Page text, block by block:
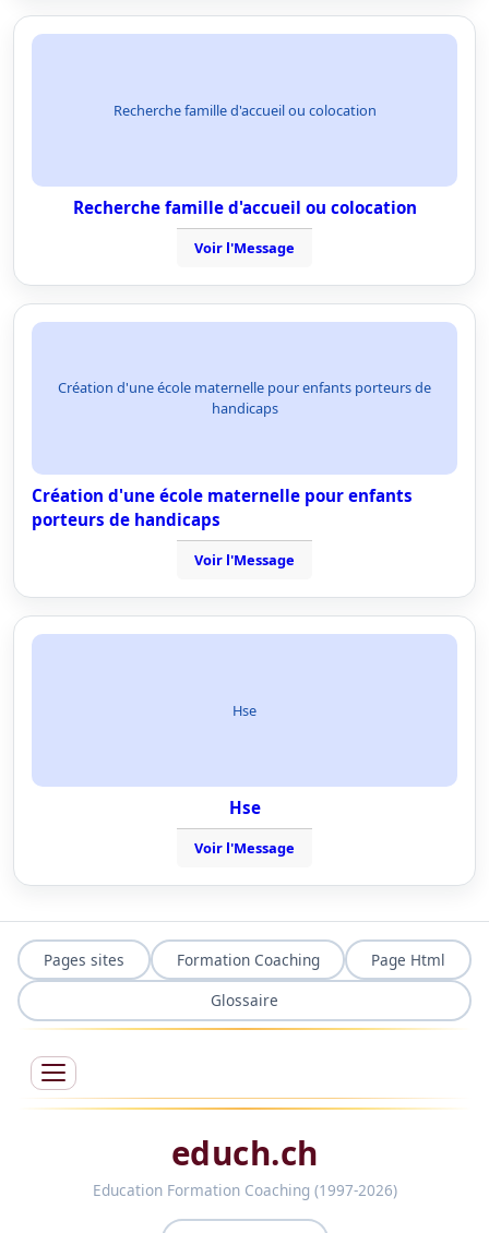
Recherche famille d'accueil ou colocation
Recherche famille d'accueil ou colocation
Voir l'Message
Création d'une école maternelle pour enfants porteurs de
handicaps
Création d'une école maternelle pour enfants
porteurs de handicaps
Voir l'Message
Hse
Hse
Voir l'Message
Pages sites Formation Coaching
Page Html
Glossaire
educh.ch
Education Formation Coaching (1997-2026)